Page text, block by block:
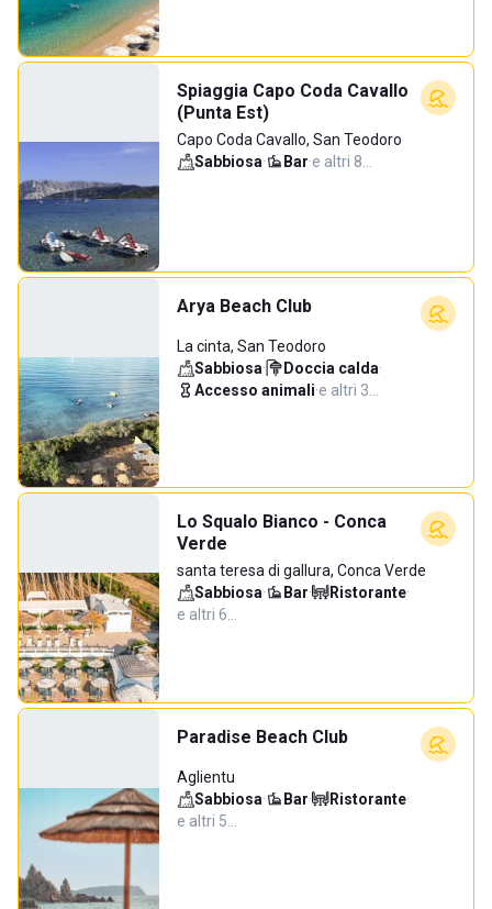
Spiaggia Capo Coda Cavallo
(Punta Est)
Capo Coda Cavallo, San Teodoro
Sabbiosa· Bar·e altri 8…
Arya Beach Club
La cinta, San Teodoro
Sabbiosa· Doccia calda·
Accesso animali·e altri 3…
Lo Squalo Bianco - Conca
Verde
santa teresa di gallura, Conca Verde
Sabbiosa· Bar· Ristorante·
e altri 6…
Paradise Beach Club
Aglientu
Sabbiosa· Bar· Ristorante·
e altri 5…